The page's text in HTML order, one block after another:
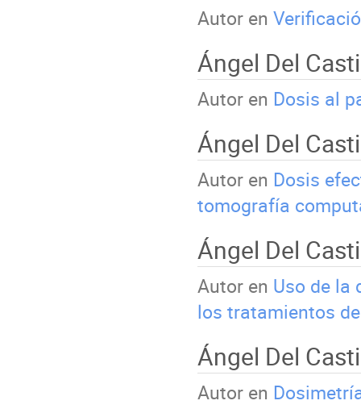
Autor en
Ángel Del
Autor en Dosis al
Ángel Del
Autor en Dosis
tomografía
Ángel Del
Autor en Uso de la
los tratamientos
Ángel Del
Autor en